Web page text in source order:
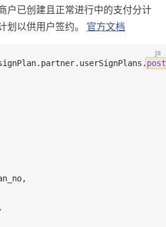
户已创建且正常进行中的支付分计
划以供用户签约。 官方文档
js
. partner. userSignPlans . post
,
,